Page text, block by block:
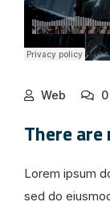
Web
There
Lorem ipsum
sed do